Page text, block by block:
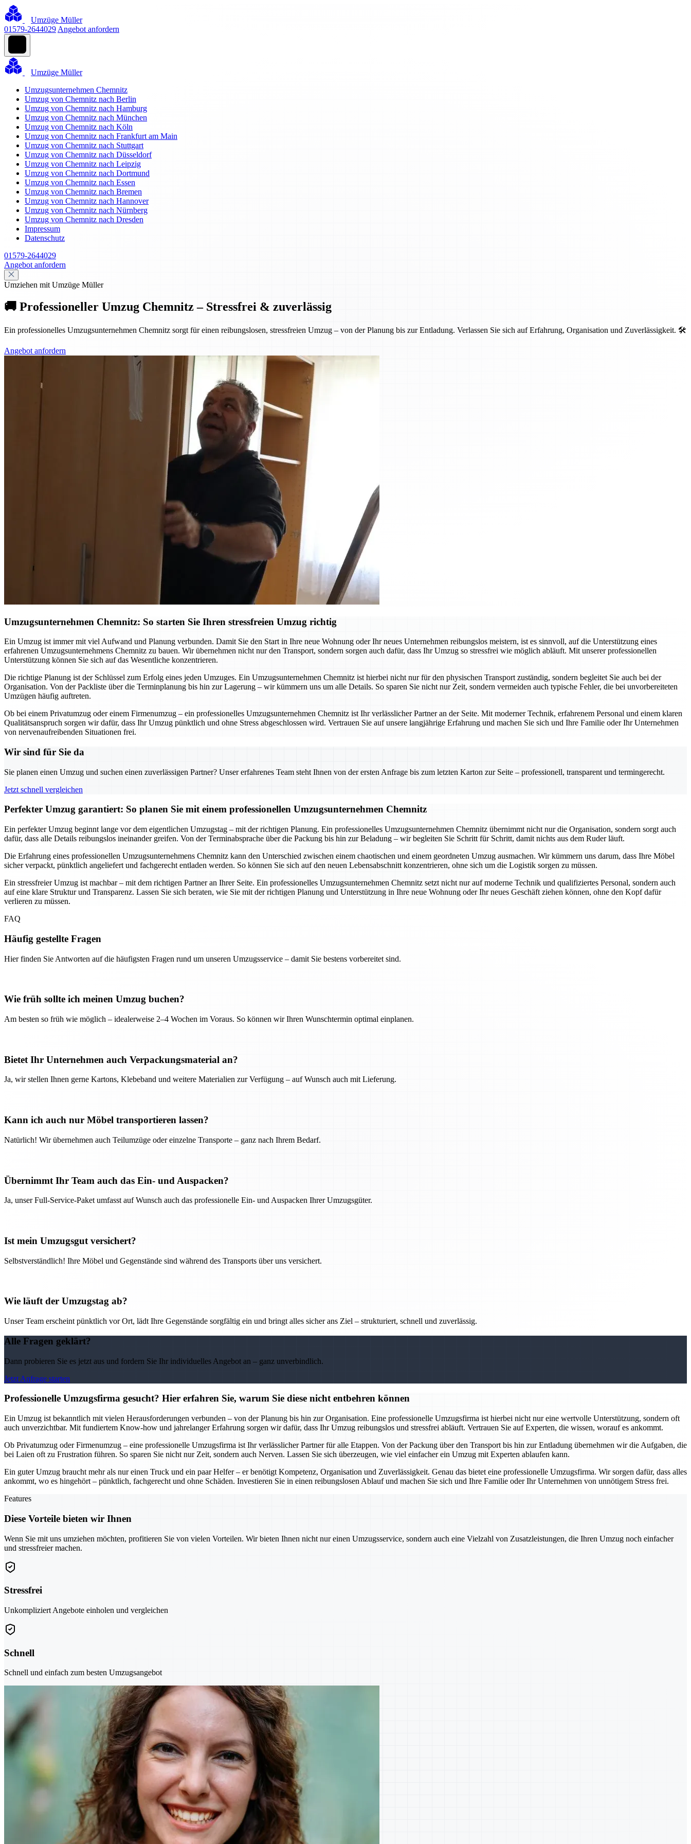
Umzüge Müller
01579-2644029 Angebot anfordern
Umzüge Müller
Umzugsunternehmen Chemnitz
Umzug von Chemnitz nach Berlin
Umzug von Chemnitz nach Hamburg
Umzug von Chemnitz nach München
Umzug von Chemnitz nach Köln
Umzug von Chemnitz nach Frankfurt am Main
Umzug von Chemnitz nach Stuttgart
Umzug von Chemnitz nach Düsseldorf
Umzug von Chemnitz nach Leipzig
Umzug von Chemnitz nach Dortmund
Umzug von Chemnitz nach Essen
Umzug von Chemnitz nach Bremen
Umzug von Chemnitz nach Hannover
Umzug von Chemnitz nach Nürnberg
Umzug von Chemnitz nach Dresden
Impressum
Datenschutz
01579-2644029
Angebot anfordern
Umziehen mit Umzüge Müller
🚚 Professioneller Umzug Chemnitz – Stressfrei & zuverlässig
Ein professionelles Umzugsunternehmen Chemnitz sorgt für einen reibungslosen, stressfreien Umzug – von der Planung bis zur Entladung. Verlassen Sie sich auf Erfahrung, Organisation und Zuverlässigkeit. 🛠️
Angebot anfordern
Umzugsunternehmen Chemnitz: So starten Sie Ihren stressfreien Umzug richtig
Ein Umzug ist immer mit viel Aufwand und Planung verbunden. Damit Sie den Start in Ihre neue Wohnung oder Ihr neues Unternehmen reibungslos meistern, ist es sinnvoll, auf die Unterstützung eines
erfahrenen Umzugsunternehmens Chemnitz zu bauen. Wir übernehmen nicht nur den Transport, sondern sorgen auch dafür, dass Ihr Umzug so stressfrei wie möglich abläuft. Mit unserer professionellen
Unterstützung können Sie sich auf das Wesentliche konzentrieren.
Die richtige Planung ist der Schlüssel zum Erfolg eines jeden Umzuges. Ein Umzugsunternehmen Chemnitz ist hierbei nicht nur für den physischen Transport zuständig, sondern begleitet Sie auch bei der
Organisation. Von der Packliste über die Terminplanung bis hin zur Lagerung – wir kümmern uns um alle Details. So sparen Sie nicht nur Zeit, sondern vermeiden auch typische Fehler, die bei unvorbereiteten
Umzügen häufig auftreten.
Ob bei einem Privatumzug oder einem Firmenumzug – ein professionelles Umzugsunternehmen Chemnitz ist Ihr verlässlicher Partner an der Seite. Mit moderner Technik, erfahrenem Personal und einem klaren
Qualitätsanspruch sorgen wir dafür, dass Ihr Umzug pünktlich und ohne Stress abgeschlossen wird. Vertrauen Sie auf unsere langjährige Erfahrung und machen Sie sich und Ihre Familie oder Ihr Unternehmen
von nervenaufreibenden Situationen frei.
Wir sind für Sie da
Sie planen einen Umzug und suchen einen zuverlässigen Partner? Unser erfahrenes Team steht Ihnen von der ersten Anfrage bis zum letzten Karton zur Seite – professionell, transparent und termingerecht.
Jetzt schnell vergleichen
Perfekter Umzug garantiert: So planen Sie mit einem professionellen Umzugsunternehmen Chemnitz
Ein perfekter Umzug beginnt lange vor dem eigentlichen Umzugstag – mit der richtigen Planung. Ein professionelles Umzugsunternehmen Chemnitz übernimmt nicht nur die Organisation, sondern sorgt auch
dafür, dass alle Details reibungslos ineinander greifen. Von der Terminabsprache über die Packung bis hin zur Beladung – wir begleiten Sie Schritt für Schritt, damit nichts aus dem Ruder läuft.
Die Erfahrung eines professionellen Umzugsunternehmens Chemnitz kann den Unterschied zwischen einem chaotischen und einem geordneten Umzug ausmachen. Wir kümmern uns darum, dass Ihre Möbel
sicher verpackt, pünktlich angeliefert und fachgerecht entladen werden. So können Sie sich auf den neuen Lebensabschnitt konzentrieren, ohne sich um die Logistik sorgen zu müssen.
Ein stressfreier Umzug ist machbar – mit dem richtigen Partner an Ihrer Seite. Ein professionelles Umzugsunternehmen Chemnitz setzt nicht nur auf moderne Technik und qualifiziertes Personal, sondern auch
auf eine klare Struktur und Transparenz. Lassen Sie sich beraten, wie Sie mit der richtigen Planung und Unterstützung in Ihre neue Wohnung oder Ihr neues Geschäft ziehen können, ohne den Kopf dafür
verlieren zu müssen.
FAQ
Häufig gestellte Fragen
Hier finden Sie Antworten auf die häufigsten Fragen rund um unseren Umzugsservice – damit Sie bestens vorbereitet sind.
Wie früh sollte ich meinen Umzug buchen?
Am besten so früh wie möglich – idealerweise 2–4 Wochen im Voraus. So können wir Ihren Wunschtermin optimal einplanen.
Bietet Ihr Unternehmen auch Verpackungsmaterial an?
Ja, wir stellen Ihnen gerne Kartons, Klebeband und weitere Materialien zur Verfügung – auf Wunsch auch mit Lieferung.
Kann ich auch nur Möbel transportieren lassen?
Natürlich! Wir übernehmen auch Teilumzüge oder einzelne Transporte – ganz nach Ihrem Bedarf.
Übernimmt Ihr Team auch das Ein- und Auspacken?
Ja, unser Full-Service-Paket umfasst auf Wunsch auch das professionelle Ein- und Auspacken Ihrer Umzugsgüter.
Ist mein Umzugsgut versichert?
Selbstverständlich! Ihre Möbel und Gegenstände sind während des Transports über uns versichert.
Wie läuft der Umzugstag ab?
Unser Team erscheint pünktlich vor Ort, lädt Ihre Gegenstände sorgfältig ein und bringt alles sicher ans Ziel – strukturiert, schnell und zuverlässig.
Alle Fragen geklärt?
Dann probieren Sie es jetzt aus und fordern Sie Ihr individuelles Angebot an – ganz unverbindlich.
Jetzt Anfrage starten
Professionelle Umzugsfirma gesucht? Hier erfahren Sie, warum Sie diese nicht entbehren können
Ein Umzug ist bekanntlich mit vielen Herausforderungen verbunden – von der Planung bis hin zur Organisation. Eine professionelle Umzugsfirma ist hierbei nicht nur eine wertvolle Unterstützung, sondern oft
auch unverzichtbar. Mit fundiertem Know-how und jahrelanger Erfahrung sorgen wir dafür, dass Ihr Umzug reibungslos und stressfrei abläuft. Vertrauen Sie auf Experten, die wissen, worauf es ankommt.
Ob Privatumzug oder Firmenumzug – eine professionelle Umzugsfirma ist Ihr verlässlicher Partner für alle Etappen. Von der Packung über den Transport bis hin zur Entladung übernehmen wir die Aufgaben, die
bei Laien oft zu Frustration führen. So sparen Sie nicht nur Zeit, sondern auch Nerven. Lassen Sie sich überzeugen, wie viel einfacher ein Umzug mit Experten ablaufen kann.
Ein guter Umzug braucht mehr als nur einen Truck und ein paar Helfer – er benötigt Kompetenz, Organisation und Zuverlässigkeit. Genau das bietet eine professionelle Umzugsfirma. Wir sorgen dafür, dass alles
ankommt, wo es hingehört – pünktlich, fachgerecht und ohne Schäden. Investieren Sie in einen reibungslosen Ablauf und machen Sie sich und Ihre Familie oder Ihr Unternehmen von unnötigem Stress frei.
Features
Diese Vorteile bieten wir Ihnen
Wenn Sie mit uns umziehen möchten, profitieren Sie von vielen Vorteilen. Wir bieten Ihnen nicht nur einen Umzugsservice, sondern auch eine Vielzahl von Zusatzleistungen, die Ihren Umzug noch einfacher
und stressfreier machen.
Stressfrei
Unkompliziert Angebote einholen und vergleichen
Schnell
Schnell und einfach zum besten Umzugsangebot